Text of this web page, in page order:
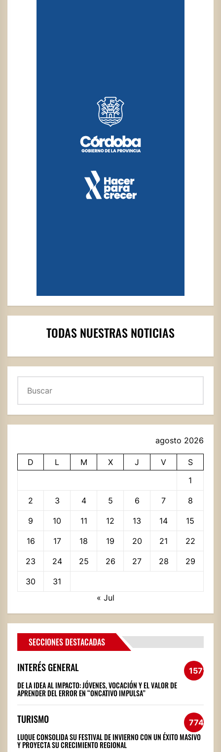
TODAS NUESTRAS NOTICIAS
agosto 2026
D L M X J V
S
1
2 3 4 5 6 7 8
9 10 11 12 13 14 15
16 17 18 19 20 21 22
23 24 25 26 27 28 29
30
31
« Jul
SECCIONES DESTACADAS
INTERÉS GENERAL 1572
DE LA IDEA AL IMPACTO: JÓVENES, VOCACIÓN Y EL VALOR DE
APRENDER DEL ERROR EN “ONCATIVO IMPULSA”
TURISMO 774
LUQUE CONSOLIDA SU FESTIVAL DE INVIERNO CON UN ÉXITO MASIVO
Y PROYECTA SU CRECIMIENTO REGIONAL